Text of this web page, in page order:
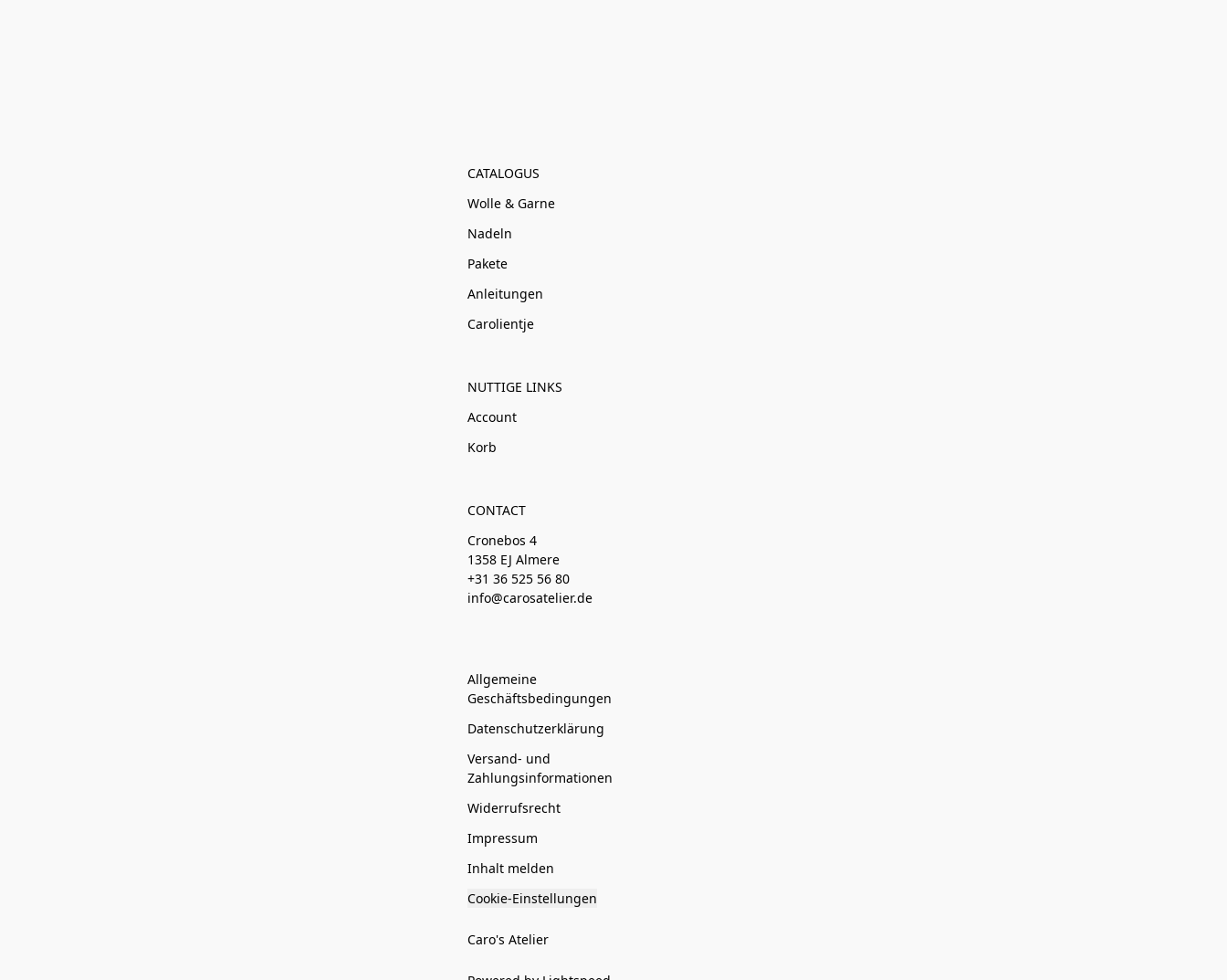
CATALOGUS
Wolle & Garne
Nadeln
Pakete
Anleitungen
Carolientje
NUTTIGE LINKS
Account
Korb
CONTACT
Cronebos 4
1358 EJ Almere
+31 36 525 56 80
info@carosatelier.de
Allgemeine
Geschäftsbedingungen
Datenschutzerklärung
Versand- und
Zahlungsinformationen
Widerrufsrecht
Impressum
Inhalt melden
Cookie-Einstellungen
Caro's Atelier